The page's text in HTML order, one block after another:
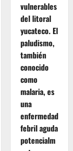
vulnerables
del litoral
yucateco. El
paludismo,
también
conocido
como
malaria, es
una
enfermedad
febril aguda
potencialm